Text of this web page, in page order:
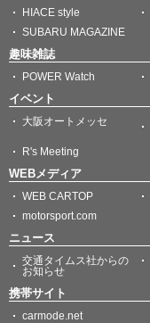
HIACE style
SUBARU MAGAZINE
趣味雑誌
POWER Watch
イベント
大阪オートメッセ
R's Meeting
WEBメディア
WEB CARTOP
motorsport.com
ニュース
交通タイムス社からの
お知らせ
携帯サイト
carmode.net